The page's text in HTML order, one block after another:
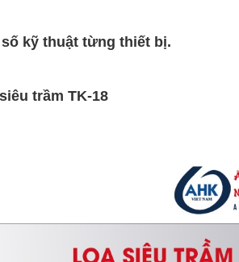
kỹ thuật từng thiết bị.
trầm TK-18